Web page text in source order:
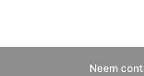
Neem